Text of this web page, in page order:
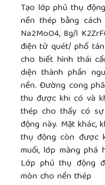
Tạo lớp phủ thụ
nền thép bằng
Na2MoO4, 8g/l
điện tử quét/ phổ
cho biết hình thái
diện thành phần
nền. Đường cong
thu được khi có và
thép cho thấy có
động này. Mặt khác,
thụ động còn được
muối, lớp màng
Lớp phủ thụ động
mòn cho nền thép